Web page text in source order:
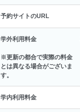
予約サイトのURL
学外利用料金
※更新の都合で実際の料金
とは異なる場合がございま
す。
学内利用料金